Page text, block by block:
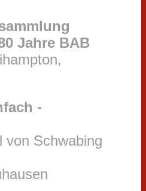
BAB
-
Schwabing